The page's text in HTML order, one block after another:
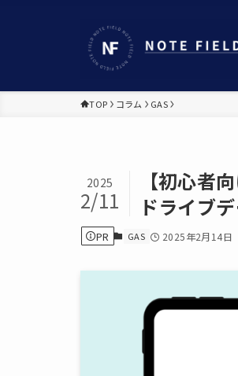
TOP コラム GAS
【初心者
ドライブ
2025
2/11
PR GAS 2025年2月14日